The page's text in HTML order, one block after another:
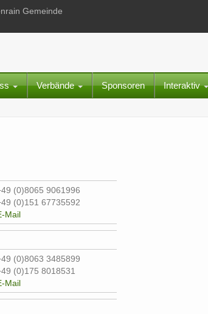
Gemeinde
Verbände Sponsoren Interaktiv
(0)8065 9061996
(0)151 67735592
Mail
(0)8063 3485899
(0)175 8018531
Mail